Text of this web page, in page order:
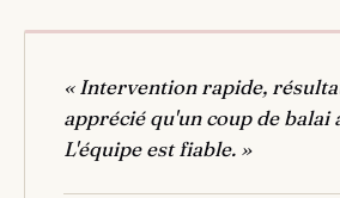
« Intervention rapide,
apprécié qu'un coup de balai
L'équipe est fiable. »